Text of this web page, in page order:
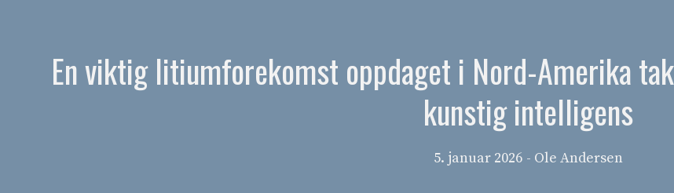
En viktig litiumforekomst oppdaget i Nord-Amerika
kunstig intelligens
5. januar 2026 - Ole Andersen